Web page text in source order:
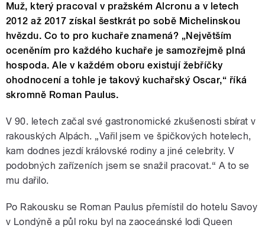
Muž, který pracoval v pražském Alcronu a v letech
2012 až 2017 získal šestkrát po sobě Michelinskou
hvězdu. Co to pro kuchaře znamená? „Největším
oceněním pro každého kuchaře je samozřejmě plná
hospoda. Ale v každém oboru existují žebříčky
ohodnocení a tohle je takový kuchařský Oscar,“ říká
skromně Roman Paulus.
V 90. letech začal své gastronomické zkušenosti sbírat v
rakouských Alpách. „Vařil jsem ve špičkových hotelech,
kam dodnes jezdí královské rodiny a jiné celebrity. V
podobných zařízeních jsem se snažil pracovat.“ A to se
mu dařilo.
Po Rakousku se Roman Paulus přemístil do hotelu Savoy
v Londýně a půl roku byl na zaoceánské lodi Queen